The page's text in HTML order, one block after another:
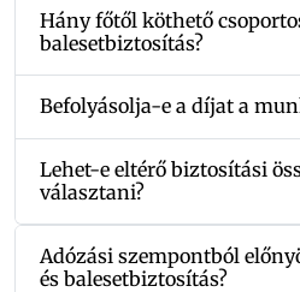
Hány főtől köthető
balesetbiztosítás?
Befolyásolja-e a díjat a
Lehet-e eltérő biztosítási
választani?
Adózási szempontból
és balesetbiztosítás?